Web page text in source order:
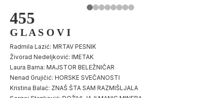
455
G L A S O V I
Radmila Lazić: MRTAV PESNIK
Živorad Nedeljković: IMETAK
Laura Barna: MAJSTOR BELEŽNIČAR
Nenad Grujičić: HORSKE SVEČANOSTI
Kristina Balać: ZNAŠ ŠTA SAM RAZMIŠLJALA